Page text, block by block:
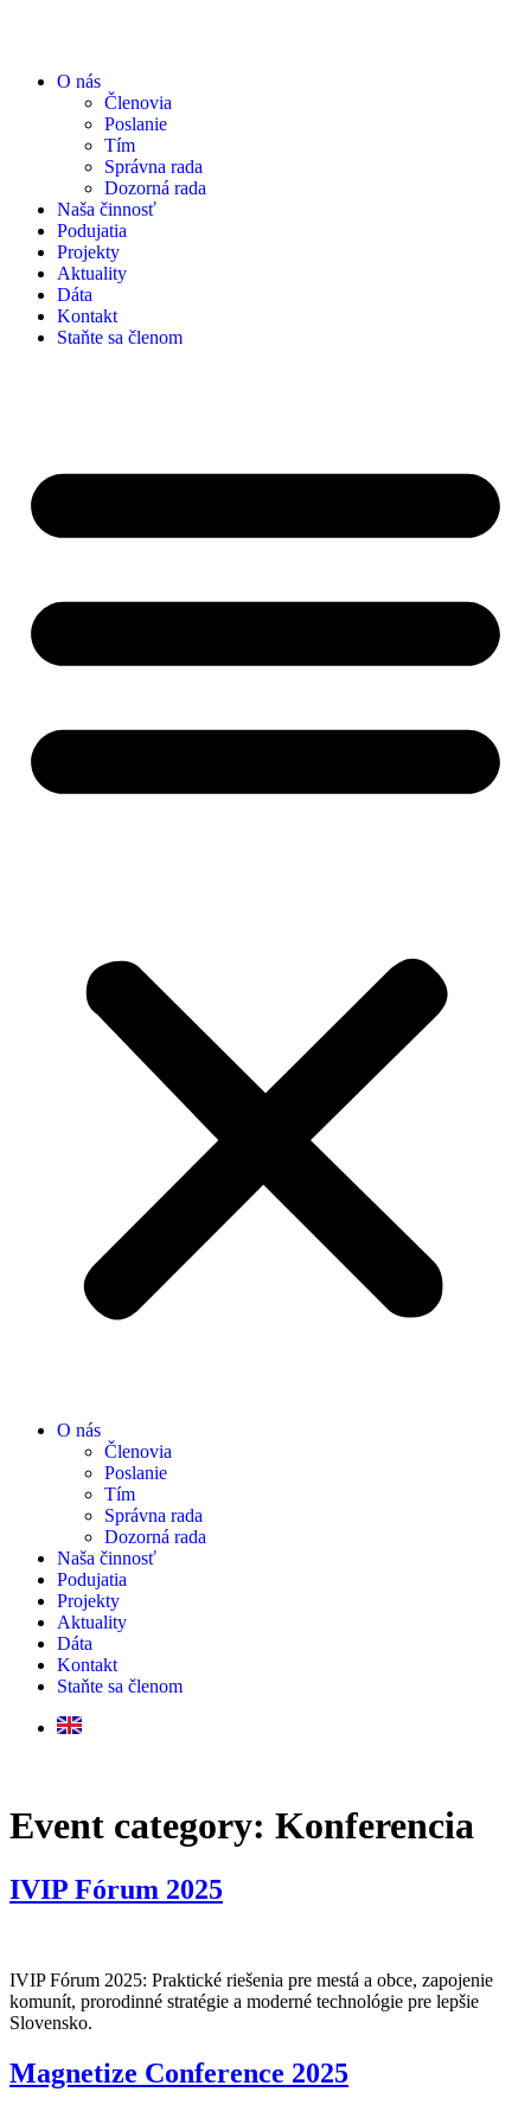
O nás
Členovia
Poslanie
Tím
Správna rada
Dozorná rada
Naša činnosť
Podujatia
Projekty
Aktuality
Dáta
Kontakt
Staňte sa členom
O nás
Členovia
Poslanie
Tím
Správna rada
Dozorná rada
Naša činnosť
Podujatia
Projekty
Aktuality
Dáta
Kontakt
Staňte sa členom
Event category: Konferencia
IVIP Fórum 2025
IVIP Fórum 2025: Praktické riešenia pre mestá a obce, zapojenie
komunít, prorodinné stratégie a moderné technológie pre lepšie
Slovensko.
Magnetize Conference 2025